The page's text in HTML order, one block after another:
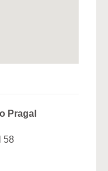
Pragal
58